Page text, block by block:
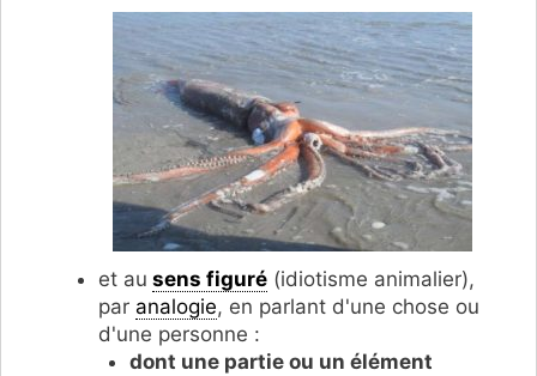
et au sens figuré (idiotisme animalier),
par analogie, en parlant d'une chose ou
d'une personne :
dont une partie ou un élément